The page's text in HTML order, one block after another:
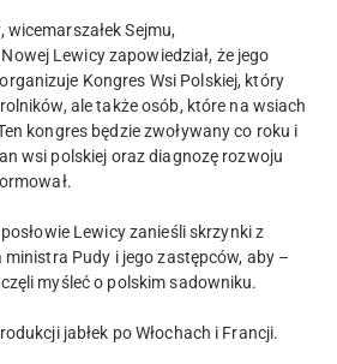
wicemarszałek Sejmu,
Lewicy zapowiedział, że jego
Kongres Wsi Polskiej, który
ale także osób, które na wsiach
kongres będzie zwoływany co roku i
wsi polskiej oraz diagnozę rozwoju
Lewicy zanieśli skrzynki z
ministra Pudy i jego zastępców, aby –
myśleć o polskim sadowniku.
jabłek po Włochach i Francji.